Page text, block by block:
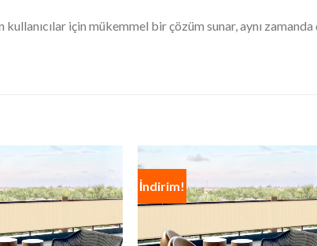
için mükemmel bir çözüm sunar, aynı
İndirim!